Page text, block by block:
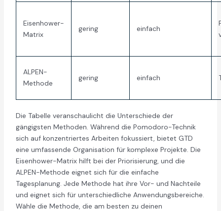
Eisenhower-
Matrix
gering einfach
ALPEN-
Methode
gering einfach
Die Tabelle veranschaulicht die Unterschiede der
gängigsten Methoden. Während die Pomodoro-Technik
sich auf konzentriertes Arbeiten fokussiert, bietet GTD
eine umfassende Organisation für komplexe Projekte. Die
Eisenhower-Matrix hilft bei der Priorisierung, und die
ALPEN-Methode eignet sich für die einfache
Tagesplanung. Jede Methode hat ihre Vor- und Nachteile
und eignet sich für unterschiedliche Anwendungsbereiche.
Wähle die Methode, die am besten zu deinen